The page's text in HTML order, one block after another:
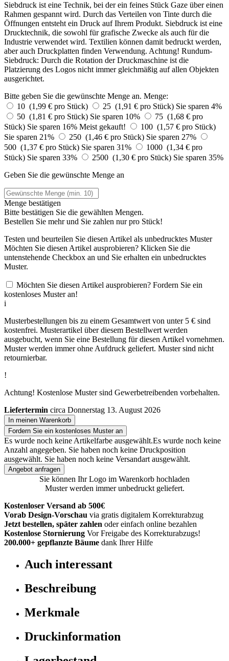
Siebdruck ist eine Technik, bei der ein feines Stück Gaze über einen
Rahmen gespannt wird. Durch das Verteilen von Tinte durch die
Öffnungen entsteht ein Druck auf Ihrem Produkt. Siebdruck ist eine
Drucktechnik, die sowohl für grafische Zwecke als auch für die
Industrie verwendet wird. Textilien können damit bedruckt werden,
aber auch Druckplatten finden Verwendung. Achtung! Rundum-
Siebdruck: Durch die Rotation der Druckmaschine ist die
Platzierung des Logos nicht immer gleichmäßig auf allen Objekten
ausgerichtet.
Bitte geben Sie die gewünschte Menge an. Menge:
10 (1,99 € pro Stück)
25 (1,91 € pro Stück) Sie sparen 4%
50 (1,81 € pro Stück) Sie sparen 10%
75 (1,68 € pro
Stück) Sie sparen 16% Meist gekauft!
100 (1,57 € pro Stück)
Sie sparen 21%
250 (1,46 € pro Stück) Sie sparen 27%
500 (1,37 € pro Stück) Sie sparen 31%
1000 (1,34 € pro
Stück) Sie sparen 33% 2500 (1,30 € pro Stück) Sie sparen 35%
Geben Sie die gewünschte Menge an
Menge bestätigen
Bitte bestätigen Sie die gewählten Mengen.
Bestellen Sie mehr und Sie zahlen nurpro Stück!
Testen und beurteilen Sie diesen Artikel als unbedrucktes Muster
Möchten Sie diesen Artikel ausprobieren? Klicken Sie die
untenstehende Checkbox an und Sie erhalten ein unbedrucktes
Muster.
Möchten Sie diesen Artikel ausprobieren? Fordern Sie ein
kostenloses Muster an!
i
Musterbestellungen bis zu einem Gesamtwert von unter 5 € sind
kostenfrei. Musterartikel über diesem Bestellwert werden
ausgebucht, wenn Sie eine Bestellung für diesen Artikel vornehmen.
Muster werden immer ohne Aufdruck geliefert. Muster sind nicht
retournierbar.
!
Achtung! Kostenlose Muster sind Gewerbetreibenden vorbehalten.
Liefertermin circa Donnerstag 13. August 2026
In meinen Warenkorb
Fordern Sie ein kostenloses Muster an
Es wurde noch keine Artikelfarbe ausgewählt.Es wurde noch keine
Anzahl angegeben. Sie haben noch keine Druckposition
ausgewählt. Sie haben noch keine Versandart ausgewählt.
Angebot anfragen
Sie können Ihr Logo im Warenkorb hochladen
Muster werden immer unbedruckt geliefert.
Kostenloser Versand ab 500€
Vorab Design-Vorschau via gratis digitalem Korrekturabzug
Jetzt bestellen, später zahlen oder einfach online bezahlen
Kostenlose Stornierung Vor Freigabe des Korrekturabzugs!
200.000+ gepflanzte Bäume dank Ihrer Hilfe
Auch interessant
Beschreibung
Merkmale
Druckinformation